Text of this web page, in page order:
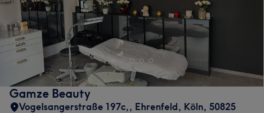
Gamze Beauty
Vogelsangerstraße 197c,, Ehrenfeld, Köln, 50825